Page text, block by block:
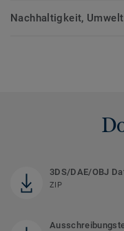
Nachhaltigkeit,
3DS/DAE/OBJ
ZIP